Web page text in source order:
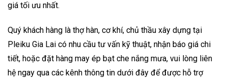
giá tối ưu nhất.
Quý khách hàng là thợ hàn, cơ khí, chủ thầu xây dựng tại
Pleiku Gia Lai có nhu cầu tư vấn kỹ thuật, nhận báo giá chi
tiết, hoặc đặt hàng may ép bạt che nắng mưa, vui lòng liên
hệ ngay qua các kênh thông tin dưới đây để được hỗ trợ